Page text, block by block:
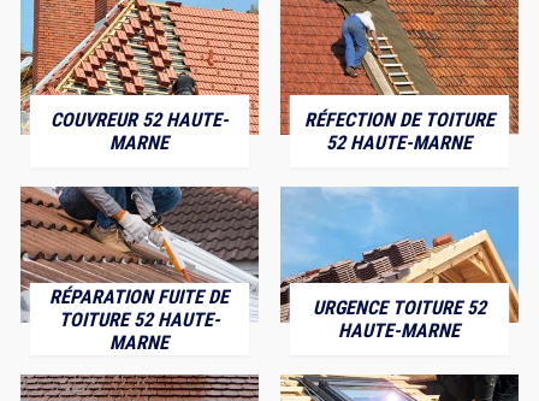
COUVREUR 52 HAUTE-
MARNE
RÉFECTION DE TOITURE
52 HAUTE-MARNE
RÉPARATION FUITE DE
TOITURE 52 HAUTE-
MARNE
URGENCE TOITURE 52
HAUTE-MARNE